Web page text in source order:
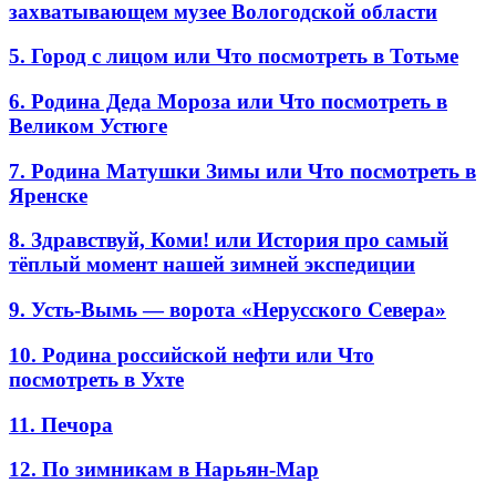
захватывающем музее Вологодской области
5. Город с лицом или Что посмотреть в Тотьме
6. Родина Деда Мороза или Что посмотреть в
Великом Устюге
7. Родина Матушки Зимы или Что посмотреть в
Яренске
8. Здравствуй, Коми! или История про самый
тёплый момент нашей зимней экспедиции
9. Усть-Вымь — ворота «Нерусского Севера»
10. Родина российской нефти или Что
посмотреть в Ухте
11. Печора
12. По зимникам в Нарьян-Мар